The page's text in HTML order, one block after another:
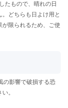
たもので、晴れの日
どちらも日よけ用と
が限られるため、ご使
の影響で破損する恐
。